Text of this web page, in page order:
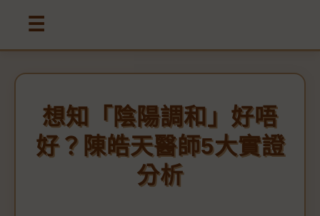
☰
想知「陰陽調和」好唔
好？陳皓天醫師5大實證
分析